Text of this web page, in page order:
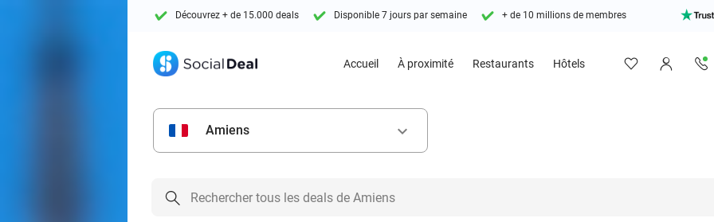
Découvrez + de 15.000 deals Disponible 7 jours par semaine + de 10 millions de membres
Accueil À proximité Restaurants Hôtels
Amiens keyboard_arrow_down